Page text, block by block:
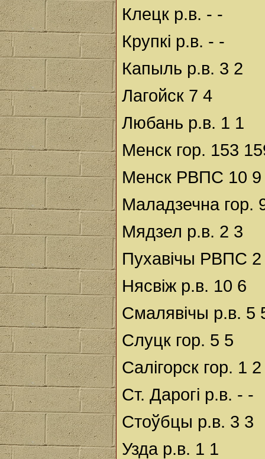
Клецк р.в. - -
Крупкі р.в. - -
Капыль р.в. 3 2
Лагойск 7 4
Любань р.в. 1 1
Менск гор. 153
Менск РВПС 10 9
Маладзечна гор.
Мядзел р.в. 2 3
Пухавічы РВПС 2
Нясвіж р.в. 10 6
Смалявічы р.в. 5
Слуцк гор. 5 5
Салігорск гор. 1 2
Ст. Дарогі р.в. - -
Стоўбцы р.в. 3 3
Узда р.в. 1 1